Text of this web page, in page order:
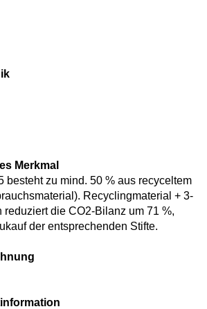
Merkmal
besteht zu mind. 50 % aus recyceltem
Recyclingmaterial + 3-
reduziert die CO2-Bilanz um 71 %,
der entsprechenden Stifte.